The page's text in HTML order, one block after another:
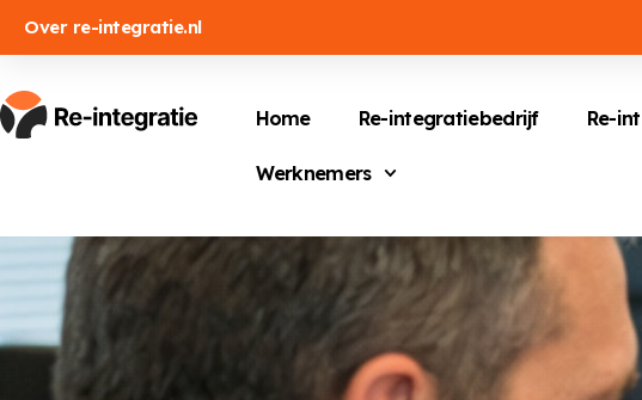
Over re-integratie.nl
Home Re-integratiebedrijf Re-
Werknemers